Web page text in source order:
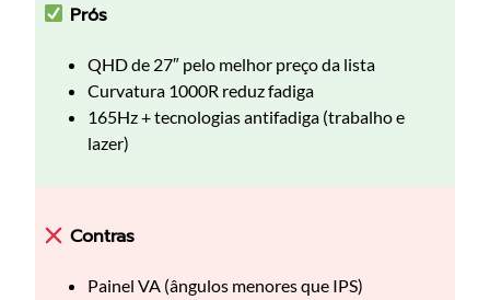
Prós
QHD de 27″ pelo melhor preço da lista
Curvatura 1000R reduz fadiga
165Hz + tecnologias antifadiga (trabalho e
lazer)
Contras
Painel VA (ângulos menores que IPS)